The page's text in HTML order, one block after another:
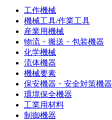
工作機械
機械工具/作業工具
産業用機械
物流・搬送・包装機器
化学機械
流体機器
機械要素
保安機器・安全対策機器
環境保全機器
工業用材料
制御機器